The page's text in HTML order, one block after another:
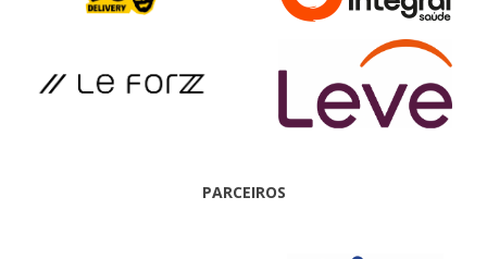
PARCEIROS